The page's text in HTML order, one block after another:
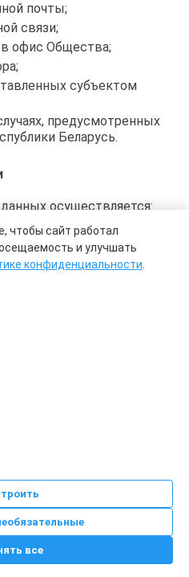
почты;
связи;
офис Общества;
субъектом
предусмотренных
Беларусь.
осуществляется:
автоматизации;
автоматизации;
учета;
сайта.
чтобы сайт работал
и улучшать
конфиденциальности
все